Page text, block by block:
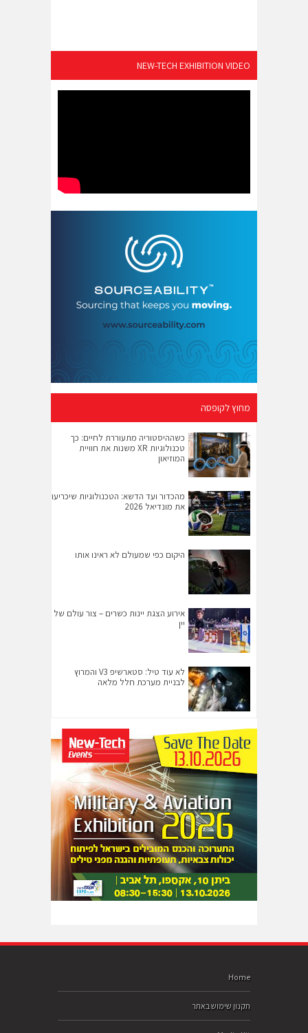
NEW-TECH EXHIBITION VIDEO
מחוץ לקופסה
כשההיסטוריה מתעוררת לחיים: כך
טכנולוגיות XR משנות את חוויית
המוזיאון
מהכדור ועד הדשא: הטכנולוגיות שיכריעו
את מונדיאל 2026
היקום כפי שמעולם לא ראינו אותו
אירוע הצגת יינות כשרים – צור עולם של
יין
לא עוד טיל: סטארשיפ V3 והמרוץ
לבניית מערכת חלל מלאה
Home
תקנון שימוש באתר